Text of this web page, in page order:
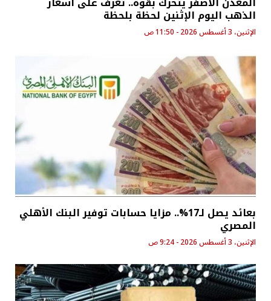
الذهب اليوم الإثنين لحظة بلحظة
الإثنين، 3 أغسطس 2026 - 11:50 ص
بعائد يصل لـ17%.. مزايا حسابات توفير البنك الأهلي
المصري
الإثنين، 3 أغسطس 2026 - 9:24 ص